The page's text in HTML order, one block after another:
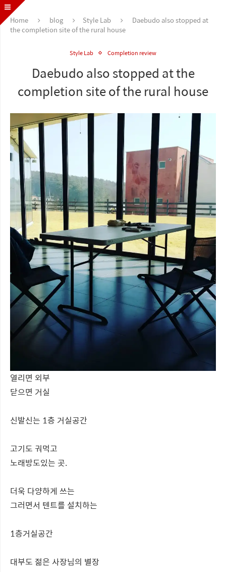
Home blog Style Lab
Daebudo also stopped at
the completion site of the rural house
Style Lab Completion review
Daebudo also stopped at the
completion site of the rural house
열리면 외부
닫으면 거실
신발신는 1층 거실공간
고기도 궈먹고
노래방도있는 곳.
더욱 다양하게 쓰는
그러면서 텐트를 설치하는
1층거실공간
대부도 젊은 사장님의 별장